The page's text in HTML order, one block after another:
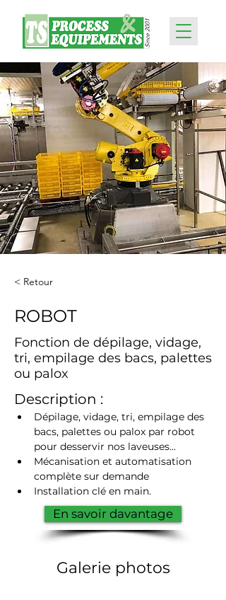
< Retour
ROBOT
Fonction de dépilage, vidage,
tri, empilage des bacs, palettes
ou palox
Description :
Dépilage, vidage, tri, empilage des
bacs, palettes ou palox par robot
pour desservir nos laveuses...
Mécanisation et automatisation
complète sur demande
Installation clé en main.
En savoir davantage
Galerie photos